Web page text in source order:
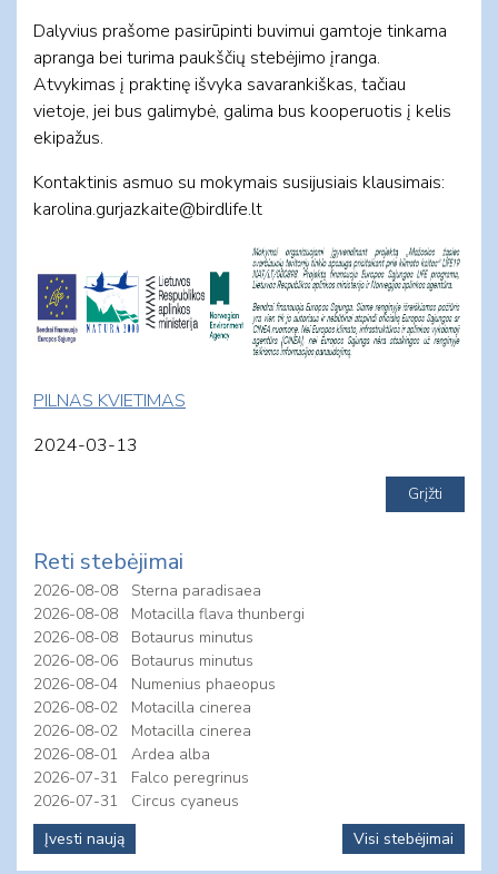
Dalyvius prašome pasirūpinti buvimui gamtoje tinkama
apranga bei turima paukščių stebėjimo įranga.
Atvykimas į praktinę išvyka savarankiškas, tačiau
vietoje, jei bus galimybė, galima bus kooperuotis į kelis
ekipažus.
Kontaktinis asmuo su mokymais susijusiais klausimais:
karolina.gurjazkaite@birdlife.lt
PILNAS KVIETIMAS
2024-03-13
Reti stebėjimai
2026-08-08
Sterna paradisaea
2026-08-08
Motacilla flava thunbergi
2026-08-08
Botaurus minutus
2026-08-06
Botaurus minutus
2026-08-04
Numenius phaeopus
2026-08-02
Motacilla cinerea
2026-08-02
Motacilla cinerea
2026-08-01
Ardea alba
2026-07-31
Falco peregrinus
2026-07-31
Circus cyaneus
Įvesti naują
Visi stebėjimai